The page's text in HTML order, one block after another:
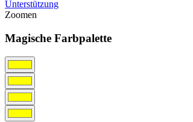
Unterstützung
Zoomen
Magische Farbpalette